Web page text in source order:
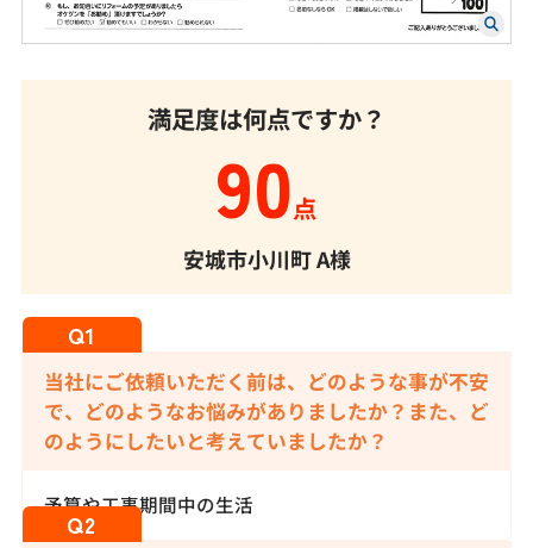
満足度は何点ですか？
90点
安城市小川町A様
当社にご依頼いただく前は、どのような事が不安
で、どのようなお悩みがありましたか？また、ど
のようにしたいと考えていましたか？
予算や工事期間中の生活